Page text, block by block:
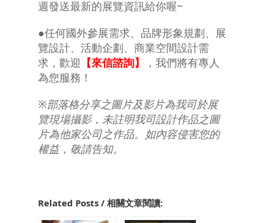
週發送最新的展覽資訊給你喔~
●任何國外參展需求、品牌形象規劃、展
覽設計、活動企劃、商業空間設計需
求，歡迎 【來信諮詢】
，我們將有專人
為您服務！
※部落格分享之圖片及影片為我司於展
覽現場攝影，未註明我司設計作品之圖
片為他家公司之作品。如內容侵害您的
權益，敬請告知。
Related Posts / 相關文章閱讀: